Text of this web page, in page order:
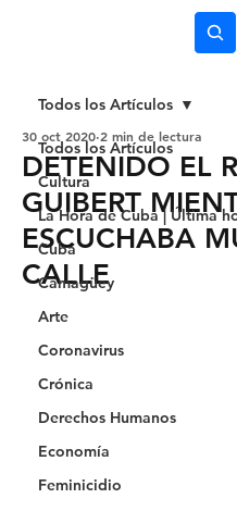
Todos los Artículos
Cultura
La Hora de Cuba | Última
Cuba
Camagüey
Arte
Coronavirus
Crónica
Derechos Humanos
Economía
Feminicidio
Todos los Artículos
DETENIDO EL
GUIBERT
ESCUCHABA
CALLE
30 oct 2020 2 min de lectura